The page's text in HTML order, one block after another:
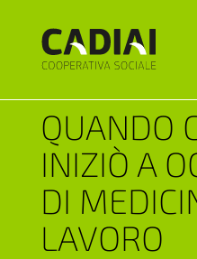
QUANDO
INIZIÒ A
DI
LAVORO